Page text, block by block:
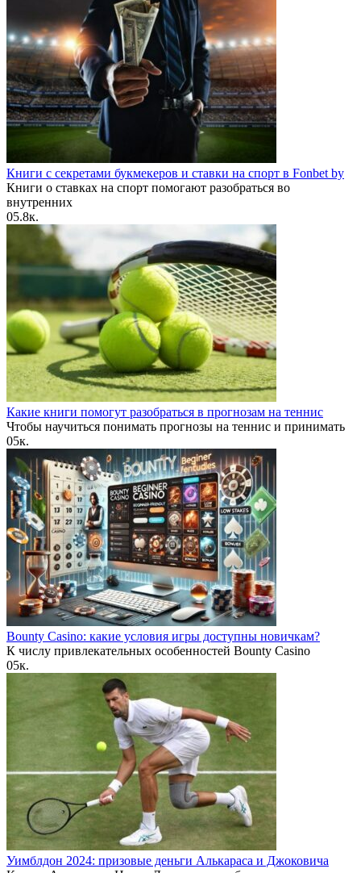
Книги с секретами букмекеров и ставки на спорт в Fonbet by
Книги о ставках на спорт помогают разобраться во
внутренних
05.8к.
Какие книги помогут разобраться в прогнозам на теннис
Чтобы научиться понимать прогнозы на теннис и принимать
05к.
Bounty Casino: какие условия игры доступны новичкам?
К числу привлекательных особенностей Bounty Casino
05к.
Уимблдон 2024: призовые деньги Алькараса и Джоковича